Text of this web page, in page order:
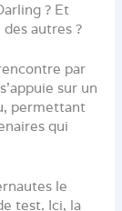
? Et
autres ?
par
sur un
permettant
qui
le
test. Ici, la